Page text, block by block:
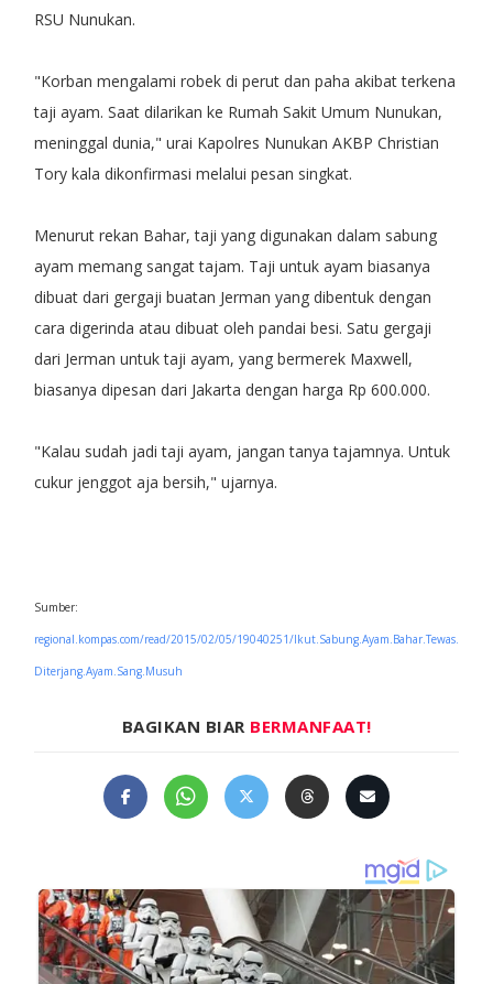
RSU Nunukan.
"Korban mengalami robek di perut dan paha akibat terkena
taji ayam. Saat dilarikan ke Rumah Sakit Umum Nunukan,
meninggal dunia," urai Kapolres Nunukan AKBP Christian
Tory kala dikonfirmasi melalui pesan singkat.
Menurut rekan Bahar, taji yang digunakan dalam sabung
ayam memang sangat tajam. Taji untuk ayam biasanya
dibuat dari gergaji buatan Jerman yang dibentuk dengan
cara digerinda atau dibuat oleh pandai besi. Satu gergaji
dari Jerman untuk taji ayam, yang bermerek Maxwell,
biasanya dipesan dari Jakarta dengan harga Rp 600.000.
"Kalau sudah jadi taji ayam, jangan tanya tajamnya. Untuk
cukur jenggot aja bersih," ujarnya.
Sumber:
regional.kompas.com/read/2015/02/05/19040251/Ikut.Sabung.Ayam.Bahar.Tewas.
Diterjang.Ayam.Sang.Musuh
BAGIKAN BIAR BERMANFAAT!